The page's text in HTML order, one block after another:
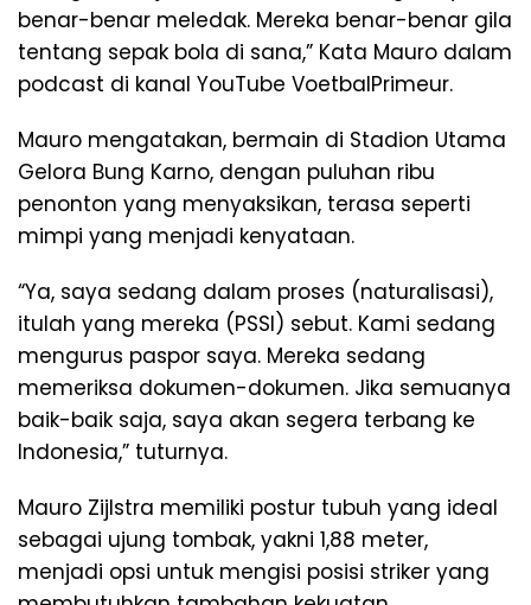
benar-benar meledak. Mereka benar-benar gila
tentang sepak bola di sana,” Kata Mauro dalam
podcast di kanal YouTube VoetbalPrimeur.
Mauro mengatakan, bermain di Stadion Utama
Gelora Bung Karno, dengan puluhan ribu
penonton yang menyaksikan, terasa seperti
mimpi yang menjadi kenyataan.
“Ya, saya sedang dalam proses (naturalisasi),
itulah yang mereka (PSSI) sebut. Kami sedang
mengurus paspor saya. Mereka sedang
memeriksa dokumen-dokumen. Jika semuanya
baik-baik saja, saya akan segera terbang ke
Indonesia,” tuturnya.
Mauro Zijlstra memiliki postur tubuh yang ideal
sebagai ujung tombak, yakni 1,88 meter,
menjadi opsi untuk mengisi posisi striker yang